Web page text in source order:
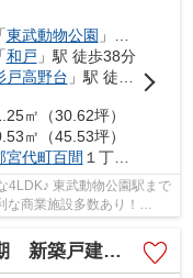
「東武動物公園 」駅 徒歩10分
「和戸 」駅 徒歩38分
戸高野台 」駅 徒歩40分
㎡（30.62坪）
㎡（45.53坪）
宮代町百間 １丁目1873-3
4LDK♪ 東武動物公園駅まで
商業施設多数あり！
す。 ...
全10棟 4号棟